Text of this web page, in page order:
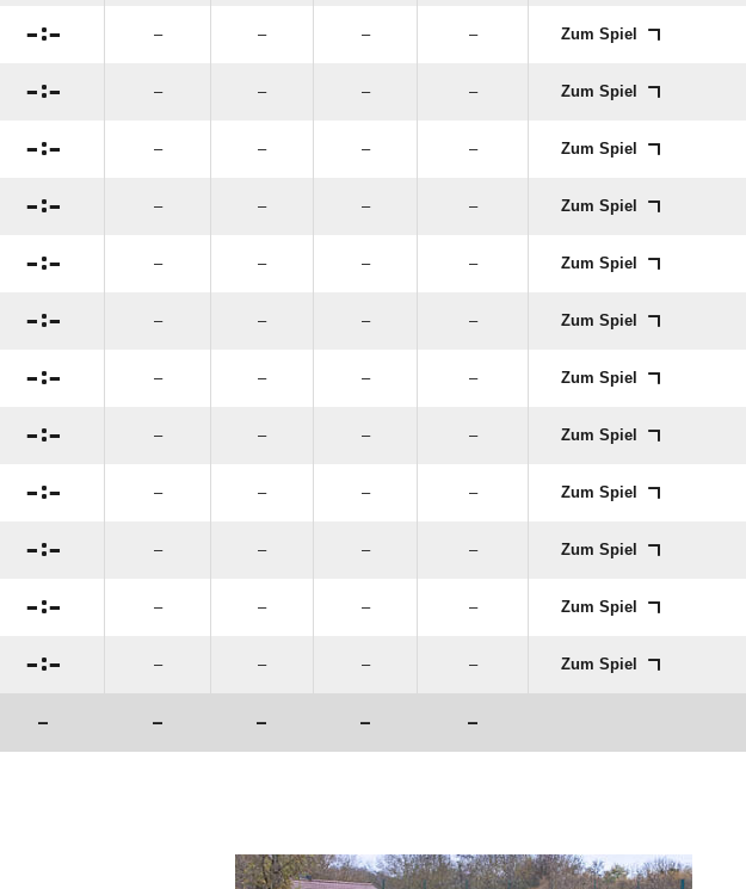
: – – – – Zum Spiel
: – – – – Zum Spiel
: – – – – Zum Spiel
: – – – – Zum Spiel
: – – – – Zum Spiel
: – – – – Zum Spiel
: – – – – Zum Spiel
: – – – – Zum Spiel
: – – – – Zum Spiel
: – – – – Zum Spiel
: – – – – Zum Spiel
: – – – – Zum Spiel
– – – – –